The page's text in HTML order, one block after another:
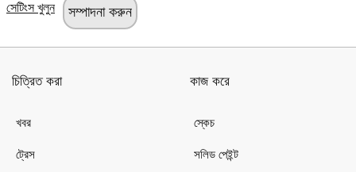
সেটিংস খুলুন
চিত্রিত করা
খবর
ট্রেস
কাজ করে
স্কেচ
সলিড পেইন্ট